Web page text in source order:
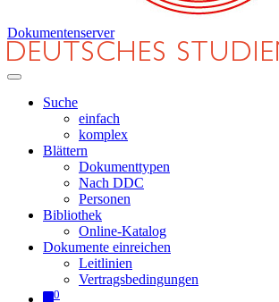
Dokumentenserver
Suche
einfach
komplex
Blättern
Dokumenttypen
Nach DDC
Personen
Bibliothek
Online-Katalog
Dokumente einreichen
Leitlinien
Vertragsbedingungen
0